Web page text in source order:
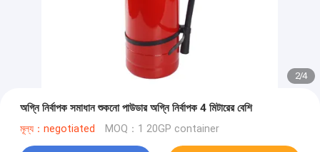
2/4
অগ্নি নির্বাপক সমাধান শুকনো পাউডার অগ্নি নির্বাপক 4 মিটারের বেশি
মূল্য：negotiated MOQ：1 20GP container